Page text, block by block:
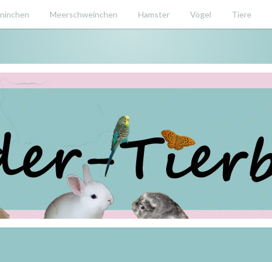
Meerschweinchen Hamster Vögel Tiere